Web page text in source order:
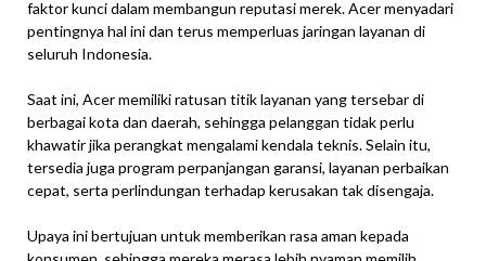
faktor kunci dalam membangun reputasi merek. Acer menyadari
pentingnya hal ini dan terus memperluas jaringan layanan di
seluruh Indonesia.
Saat ini, Acer memiliki ratusan titik layanan yang tersebar di
berbagai kota dan daerah, sehingga pelanggan tidak perlu
khawatir jika perangkat mengalami kendala teknis. Selain itu,
tersedia juga program perpanjangan garansi, layanan perbaikan
cepat, serta perlindungan terhadap kerusakan tak disengaja.
Upaya ini bertujuan untuk memberikan rasa aman kepada